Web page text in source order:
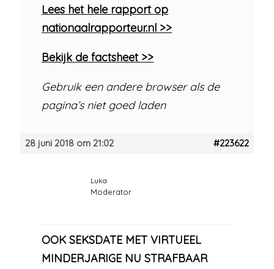
Lees het hele rapport op
nationaalrapporteur.nl >>
Bekijk de factsheet >>
Gebruik een andere browser als de
pagina’s niet goed laden
28 juni 2018 om 21:02 #223622
Luka
Moderator
OOK SEKSDATE MET VIRTUEEL
MINDERJARIGE NU STRAFBAAR